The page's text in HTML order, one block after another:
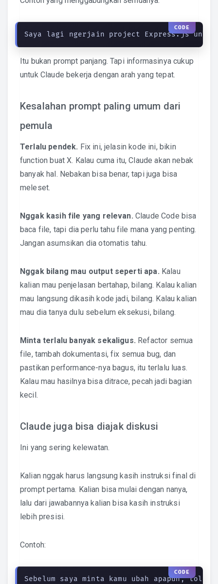
Saya lagi ngerjain project Express.js
Itu bukan prompt panjang. Tapi informasinya cukup
untuk Claude bekerja dengan arah yang tepat.
Kesalahan prompt paling umum dari
pemula
Terlalu pendek. Fix ini, jelasin kode ini, bikin
function buat X. Kalau cuma itu, Claude akan nebak
banyak hal. Nebakan bisa benar, tapi juga bisa
meleset.
Nggak kasih file yang relevan. Claude Code bisa
baca file, tapi dia perlu tahu file mana yang penting.
Jangan asumsikan dia otomatis tahu.
Nggak bilang mau output seperti apa. Kalau
kalian mau penjelasan bertahap, bilang. Kalau kalian
mau langsung dikasih kode jadi, bilang. Kalau kalian
mau dia tanya dulu sebelum eksekusi, bilang.
Minta terlalu banyak sekaligus. Refactor semua
file, tambah dokumentasi, fix semua bug, dan
pastikan performance-nya bagus, itu terlalu luas.
Kalau mau hasilnya bisa ditrace, pecah jadi bagian
kecil.
Claude juga bisa diajak diskusi
Ini yang sering kelewatan.
Kalian nggak harus langsung kasih instruksi final di
prompt pertama. Kalian bisa mulai dengan nanya,
lalu dari jawabannya kalian bisa kasih instruksi
lebih presisi.
Contoh:
Sebelum saya minta kamu ubah apapun,